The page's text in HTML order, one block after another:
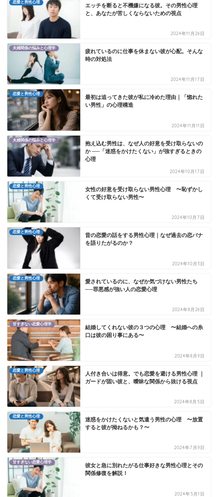
恋愛と男性心理
エッチを断ると不機嫌になる彼。その男性心理
と、あなたが苦しくならないための視点
2024年11月26日
夫婦関係の悩みと心理学
疲れているのに仕事を休まない彼が心配。そんな
時の対処法
2024年11月17日
恋愛と男性心理
最初は追ってきた彼が私に冷めた理由｜「惚れた
い男性」の心理構造
2024年11月11日
夫婦関係の悩みと心理学
抱え込む男性は、なぜ人の好意を受け取らないの
か ──「迷惑をかけたくない」が強すぎるときの
心理
2024年10月17日
恋愛と男性心理
女性の好意を受け取らない男性心理 〜恥ずかし
くて受け取らない男性〜
2024年10月7日
恋愛と男性心理
昔の恋愛の話をする男性心理｜なぜ過去の恋バナ
を語りたがるのか？
2024年10月3日
恋愛と男性心理
愛されているのに、なぜか気づけない男性たち
──罪悪感が強い人の恋愛心理
2024年8月26日
甘すぎない恋愛心理学
結婚してくれない彼の３つの心理 〜結婚への糸
口は彼の困り事にある〜
2024年8月9日
恋愛と男性心理
人付き合いは得意。でも恋愛を避ける男性心理 ｜
ガードが固い彼と、曖昧な関係から抜ける視点
2024年8月5日
恋愛と男性心理
迷惑をかけたくないと気遣う男性の心理 〜放置
すると彼が拗ねるかも？〜
2024年7月9日
甘すぎない恋愛心理学
彼女と急に別れたがる仕事好きな男性心理とその
関係修復を解説！
2024年5月1日